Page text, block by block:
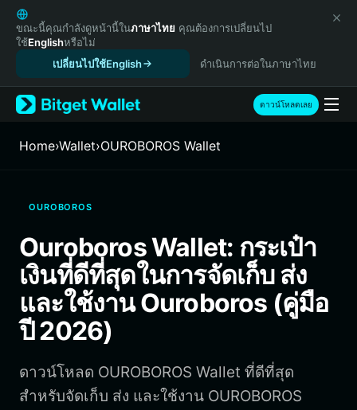
English
日本語
Tiếng Việt
Español (Latinoamérica)
Türkçe
Français
繁體中文
Bahasa Indonesia
ภาษาไทย
Español
Português (Brasil)
ขณะนี้คุณกำลังดูหน้านี้ในภาษาไทย คุณต้องการเปลี่ยนไป
ใช้Englishหรือไม่
เปลี่ยนไปใช้English
ดำเนินการต่อในภาษาไทย
ดาวน์โหลดเลย
Home›Wallet›OUROBOROS Wallet
OUROBOROS
Ouroboros Wallet: กระเป๋า
เงินที่ดีที่สุดในการจัดเก็บ ส่ง
และใช้งาน Ouroboros (คู่มือ
ปี 2026)
ดาวน์โหลด OUROBOROS Wallet ที่ดีที่สุด
สำหรับจัดเก็บ ส่ง และใช้งาน OUROBOROS